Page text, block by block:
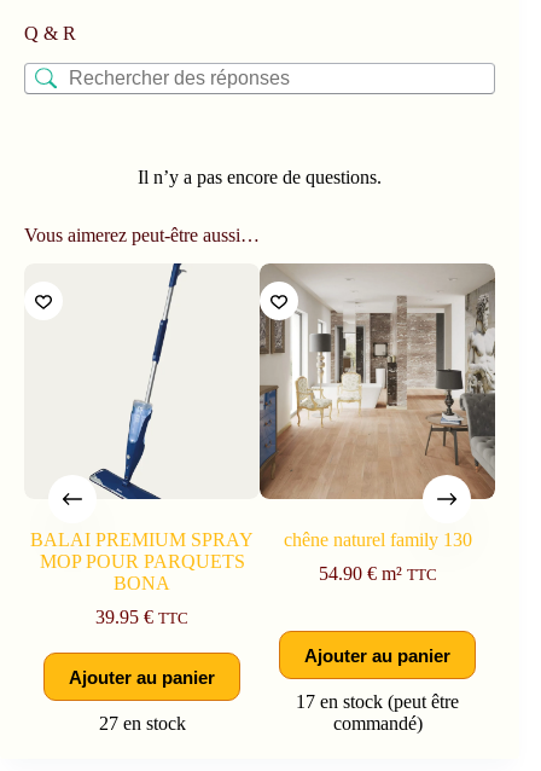
Q & R
Il n’y a pas encore de questions.
Vous aimerez peut-être aussi…
BALAI PREMIUM SPRAY
MOP POUR PARQUETS
BONA
39.95€ TTC
Ajouter au panier
27 en stock
chêne naturel family 130
54.90 €m² TTC
Ajouter au panier
17 en stock (peut être
commandé)